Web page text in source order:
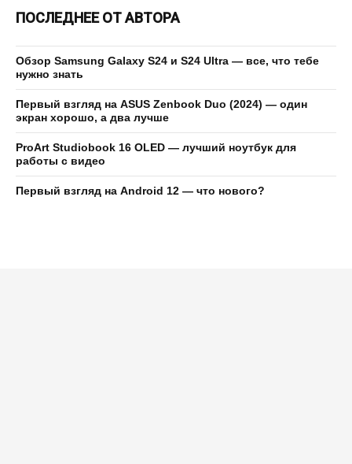
ПОСЛЕДНЕЕ ОТ АВТОРА
Обзор Samsung Galaxy S24 и S24 Ultra — все, что тебе
нужно знать
Первый взгляд на ASUS Zenbook Duo (2024) — один
экран хорошо, а два лучше
ProArt Studiobook 16 OLED — лучший ноутбук для
работы с видео
Первый взгляд на Android 12 — что нового?